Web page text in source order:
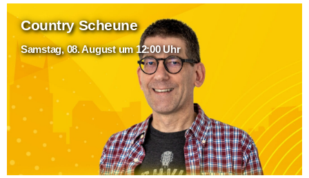
Country Scheune
Samstag, 08. August um 12:00 Uhr